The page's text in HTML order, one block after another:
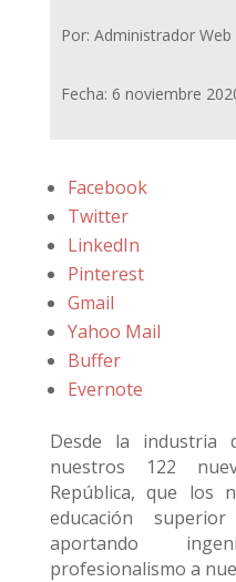
Por: Administrador Web
Fecha: 6 noviembre
Facebook
Twitter
LinkedIn
Pinterest
Gmail
Yahoo Mail
Buffer
Evernote
Desde la industria
nuestros 122
República, que los
educación
aportando
profesionalismo a